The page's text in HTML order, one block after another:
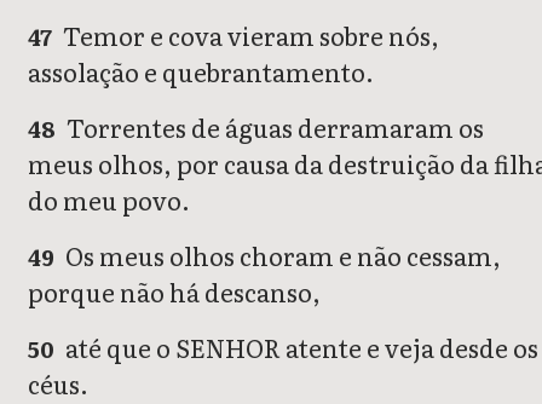
47 Temor e cova vieram sobre nós,
assolação e quebrantamento.
48 Torrentes de águas derramaram os
meus olhos, por causa da destruição da
do meu povo.
49 Os meus olhos choram e não cessam,
porque não há descanso,
50 até que o SENHOR atente e veja desde os
céus.